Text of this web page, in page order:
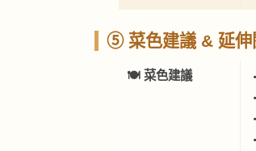
⑤ 菜色建議 & 延伸
🍽 菜色建議